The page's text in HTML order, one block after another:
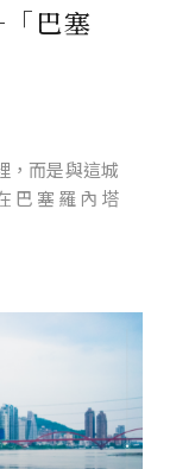
巴塞
，而是與這城
巴塞羅內塔